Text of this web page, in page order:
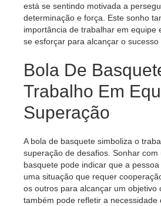
está se sentindo motivada a
determinação e força. Este sonho
importância de trabalhar em equipe
se esforçar para alcançar o sucesso
Bola De
Trabalho Em
Superação
A bola de basquete simboliza o
superação de desafios. Sonhar com
basquete pode indicar que a
uma situação que requer
os outros para alcançar um objetivo
também pode refletir a necessidade